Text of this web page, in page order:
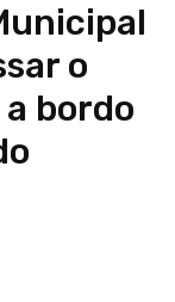
o
bordo